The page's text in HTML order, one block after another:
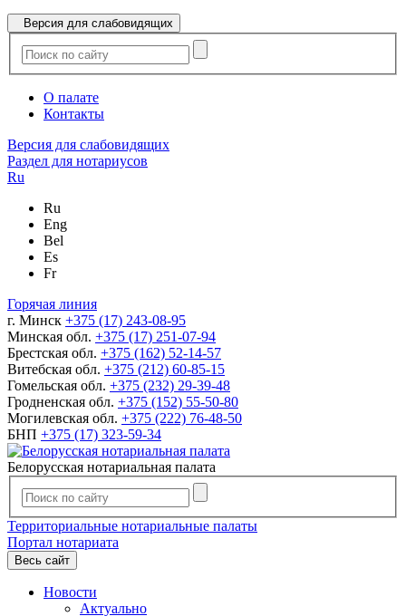
Версия для слабовидящих
О палате
Контакты
Версия для слабовидящих
Раздел для нотариусов
Ru
Ru
Eng
Bel
Es
Fr
Горячая линия
г. Минск +375 (17) 243-08-95
Минская обл. +375 (17) 251-07-94
Брестская обл. +375 (162) 52-14-57
Витебская обл. +375 (212) 60-85-15
Гомельская обл. +375 (232) 29-39-48
Гродненская обл. +375 (152) 55-50-80
Могилевская обл. +375 (222) 76-48-50
БНП +375 (17) 323-59-34
Белорусская нотариальная палата
Территориальные нотариальные палаты
Портал нотариата
Весь сайт
Новости
Актуально